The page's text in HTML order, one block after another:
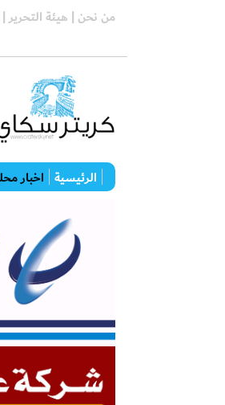
من نحن | هيئة التحرير |
الرئيسية اخبار